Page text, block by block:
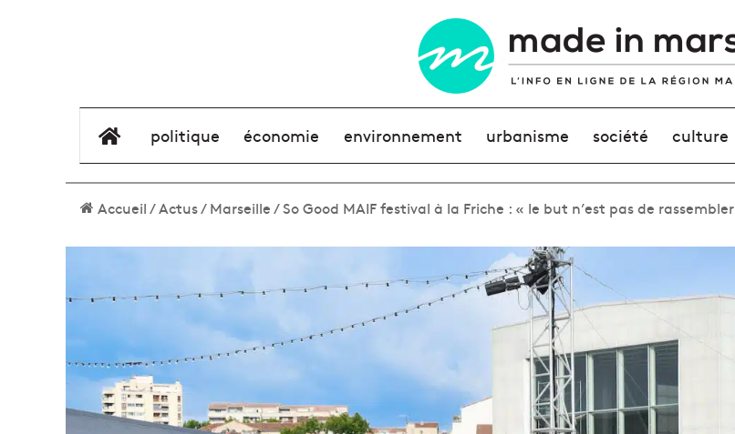
élément de menu
politique économie environnement urbanisme société culture
Accueil/Actus/Marseille/So Good MAIF festival à la Friche : « le but n’est pas de